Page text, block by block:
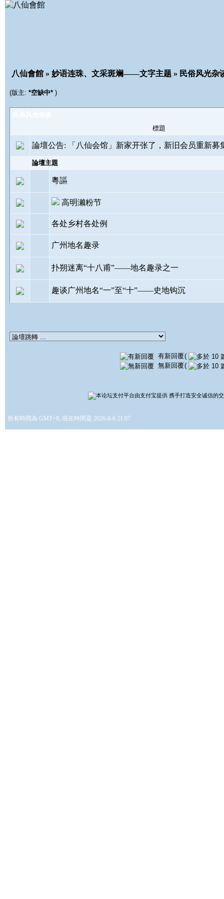
八仙會館 »妙语连珠、文采斑斓——文字主题 » 民俗风光杂
(版主:*空缺中*)
標題
論壇公告: 「八仙会馆」新家开张了，新旧会员重新募
論壇主題
粵謳
高明濑粉节
各处乡村各处例
广州地名趣录
扑朔迷离“十八甫”——地名趣录之一
趣谈广州地名“一”至“十”——史地钩沉
有新回覆(
無新回覆(
所有時間為 GMT+8, 現在時間是 2026-8-6 21:07